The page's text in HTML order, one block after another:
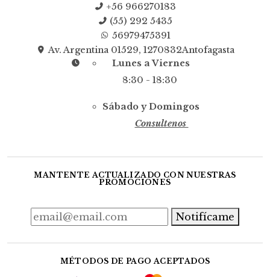
+56 966270183
(55) 292 5435
56979475391
Av. Argentina 01529, 1270832Antofagasta
Lunes a Viernes
8:30 - 18:30
Sábado y Domingos
Consultenos
MANTENTE ACTUALIZADO CON NUESTRAS
PROMOCIONES
Notifícame
MÉTODOS DE PAGO ACEPTADOS